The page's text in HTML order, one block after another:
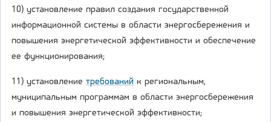
10) установление правил создания государственной
информационной системы в области энергосбережения и
повышения энергетической эффективности и обеспечение
ее функционирования;
11) установление требований к региональным,
муниципальным программам в области энергосбережения
и повышения энергетической эффективности;